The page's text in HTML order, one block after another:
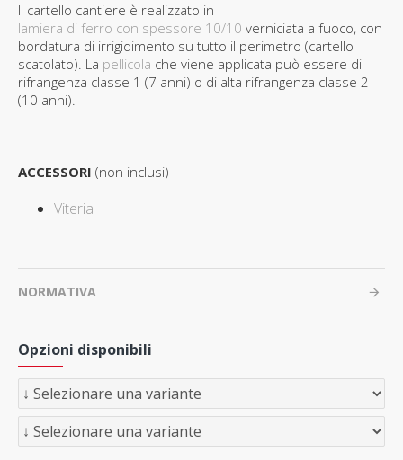
Il cartello cantiere è realizzato in
lamiera di ferro con spessore 10/10 verniciata a fuoco, con
bordatura di irrigidimento su tutto il perimetro (cartello
scatolato). La pellicola che viene applicata può essere di
rifrangenza classe 1 (7 anni) o di alta rifrangenza classe 2
(10 anni).
ACCESSORI (non inclusi)
Viteria
NORMATIVA
Opzioni disponibili